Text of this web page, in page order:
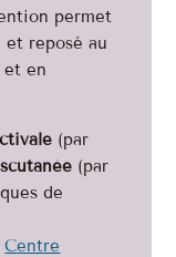
permet
et reposé au
et en
(par
(par
de
Centre